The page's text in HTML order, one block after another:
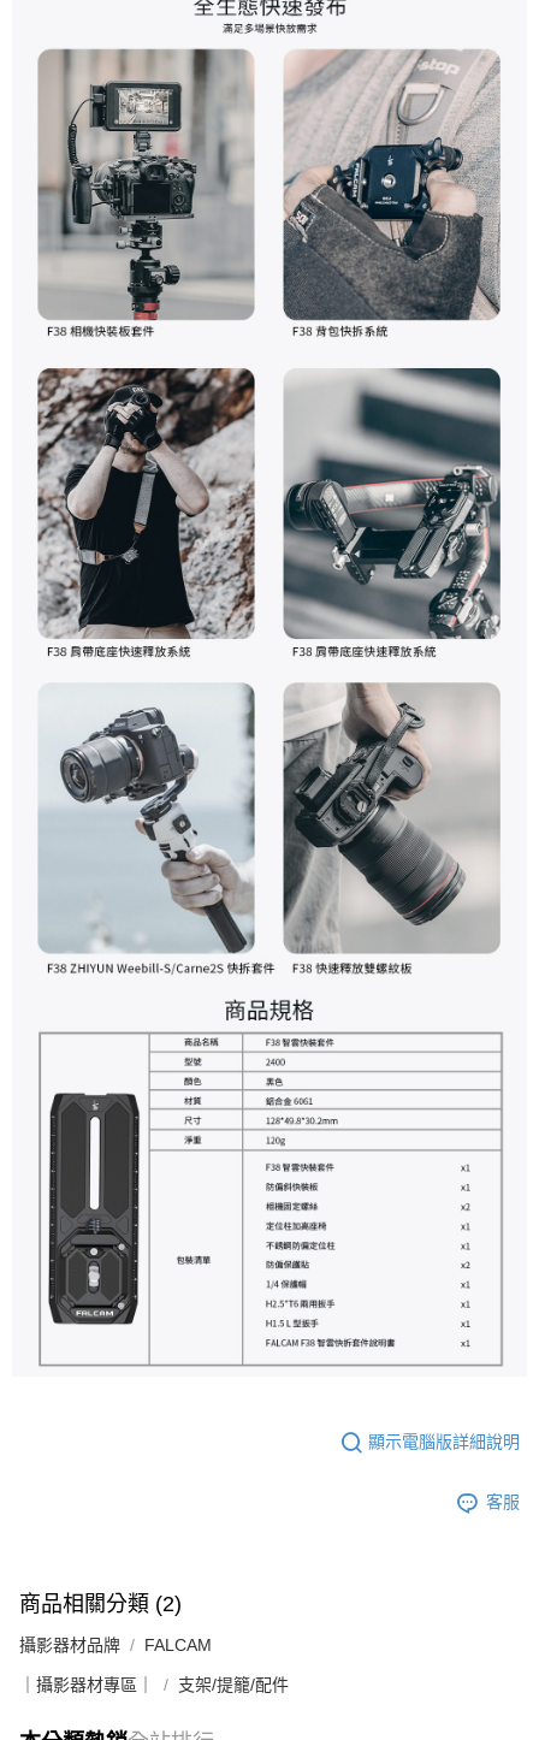
顯示電腦版詳細說明
客服
商品相關分類 (2)
攝影器材品牌 FALCAM
｜攝影器材專區｜ 支架/提籠/配件